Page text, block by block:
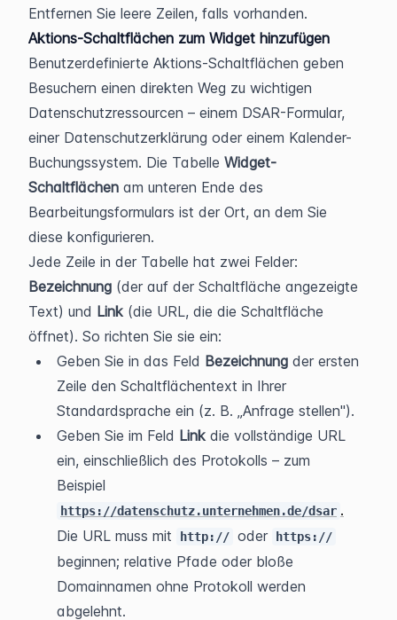
Entfernen Sie leere Zeilen, falls vorhanden.
Aktions-Schaltflächen zum Widget hinzufügen
Benutzerdefinierte Aktions-Schaltflächen geben
Besuchern einen direkten Weg zu wichtigen
Datenschutzressourcen – einem DSAR-Formular,
einer Datenschutzerklärung oder einem Kalender-
Buchungssystem. Die Tabelle Widget-
Schaltflächen am unteren Ende des
Bearbeitungsformulars ist der Ort, an dem Sie
diese konfigurieren.
Bezeichnung (der auf der Schaltfläche angezeigte
Text) und Link (die URL, die die Schaltfläche
öffnet). So richten Sie sie ein:
Geben Sie in das Feld Bezeichnung der ersten
Zeile den Schaltflächentext in Ihrer
Standardsprache ein (z. B. „Anfrage stellen").
Geben Sie im Feld Link die vollständige URL
ein, einschließlich des Protokolls – zum
https://datenschutz.unternehmen.de/dsar .
Die URL muss mit
http:// oder https://
beginnen; relative Pfade oder bloße
Domainnamen ohne Protokoll werden
abgelehnt.